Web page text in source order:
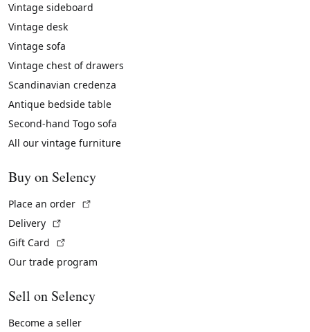
Vintage sideboard
Vintage desk
Vintage sofa
Vintage chest of drawers
Scandinavian credenza
Antique bedside table
Second-hand Togo sofa
All our vintage furniture
Buy on Selency
Place an order
Delivery
Gift Card
Our trade program
Sell on Selency
Become a seller